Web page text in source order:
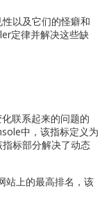
以及它们的怪癖和
定律并解决这些缺
联系起来的问题的
中，该指标定义为
标部分解决了动态
站上的最高排名，该